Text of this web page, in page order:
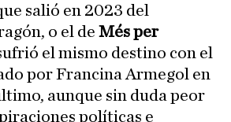
salió en 2023 del
o el de Més per
el mismo destino con el
por Francina Armegol en
aunque sin duda peor
políticas e